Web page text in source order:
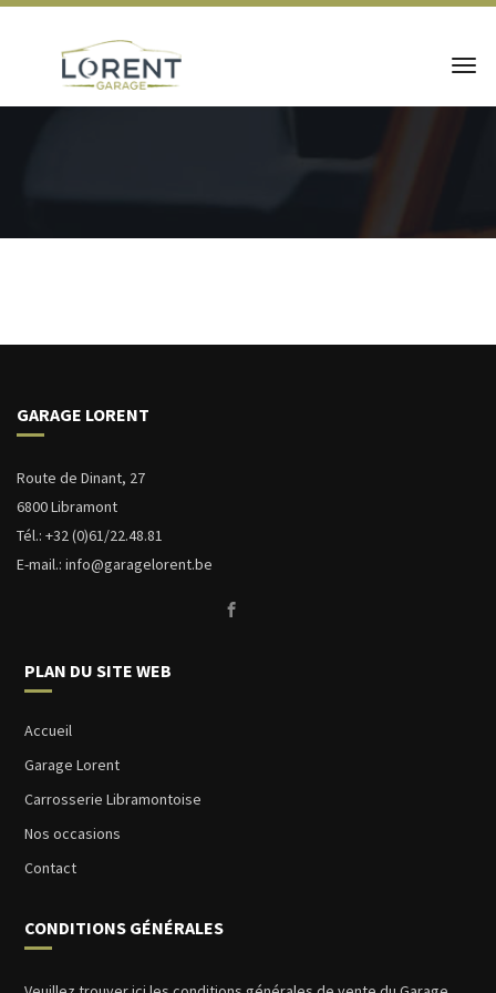
GARAGE LORENT
Route de Dinant, 27
6800 Libramont
Tél.: +32 (0)61/22.48.81
E-mail.: info@garagelorent.be
PLAN DU SITE WEB
Accueil
Garage Lorent
Carrosserie Libramontoise
Nos occasions
Contact
CONDITIONS GÉNÉRALES